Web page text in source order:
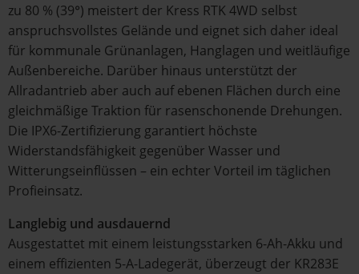
zu 80 % (39°) meistert der Kress RTK 4WD selbst
anspruchsvollstes Gelände und eignet sich daher ideal
für kommunale Grünanlagen, Hanglagen und weitläufige
Außenbereiche. Darüber hinaus unterstützt der
Allradantrieb aber auch auf ebenen Flächen durch eine
gleichmäßige Traktion für rasenschonende Drehungen.
Die IPX6-Zertifizierung garantiert höchste
Widerstandsfähigkeit gegenüber Wasser und
Witterungseinflüssen – ein echter Vorteil im täglichen
Profieinsatz.
Langlebig und ausdauernd
Ausgestattet mit einem leistungsstarken 6-Ah-Akku und
einem effizienten 5-A-Ladegerät, überzeugt der KR283E